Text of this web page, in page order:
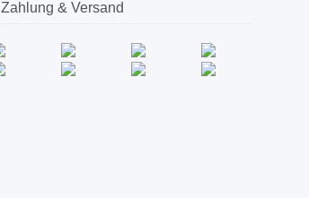
Zahlung & Versand